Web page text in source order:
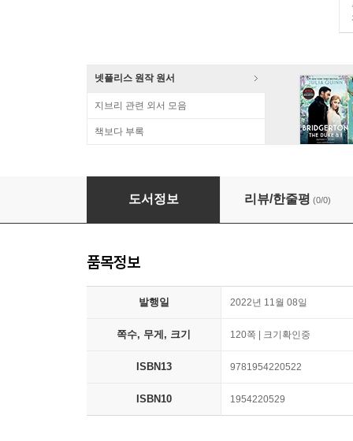
넷플리스 원작 원서
지브리 관련 외서 모음
책보다 부록
Trap Kitchen: The Art of Street Cocktails:
도서정보 리뷰/한줄평 (0/0)
품목정보
발행일 2022년 11월 08일
쪽수, 무게, 크기 120쪽 | 크기확인중
ISBN13 9781954220522
ISBN10 1954220529